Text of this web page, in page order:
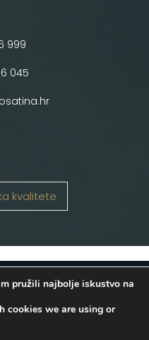
999
045
kvalitete
2026
. Configured
pridržana.
pružili najbolje iskustvo na
cookies we are using or